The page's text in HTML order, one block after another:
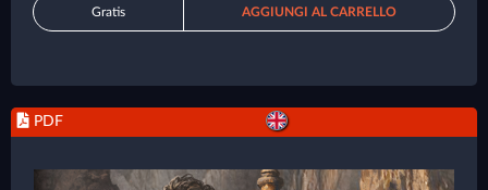
Gratis AGGIUNGI AL CARRELLO
PDF